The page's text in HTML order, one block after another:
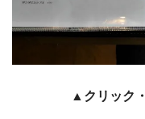
▲クリック